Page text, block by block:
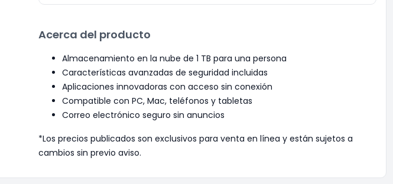
Acerca del producto
Almacenamiento en la nube de 1 TB para una persona
Características avanzadas de seguridad incluidas
Aplicaciones innovadoras con acceso sin conexión
Compatible con PC, Mac, teléfonos y tabletas
Correo electrónico seguro sin anuncios
*Los precios publicados son exclusivos para venta en línea y están sujetos a
cambios sin previo aviso.